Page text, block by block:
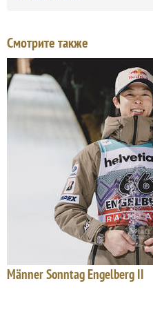
Смотрите также
Männer Sonntag Engelberg II